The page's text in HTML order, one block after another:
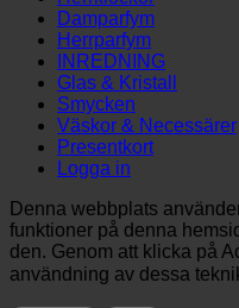
Damparfym
Herrparfym
INREDNING
Glas & Kristall
Smycken
Väskor & Necessärer
Presentkort
Logga in
Denna webbplats
funktioner på denna
den. Genom att klicka på
användning av dessa